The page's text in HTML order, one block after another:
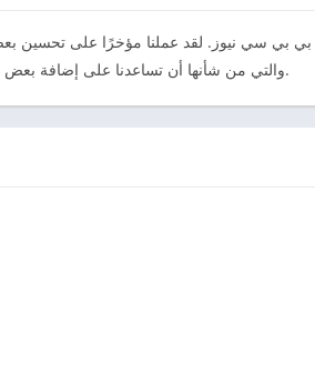
بي سي نيوز. لقد عملنا مؤخرًا على تحسين
والتي من شأنها أن تساعدنا على إضافة بعض الميزات المثيرة في المستقبل.